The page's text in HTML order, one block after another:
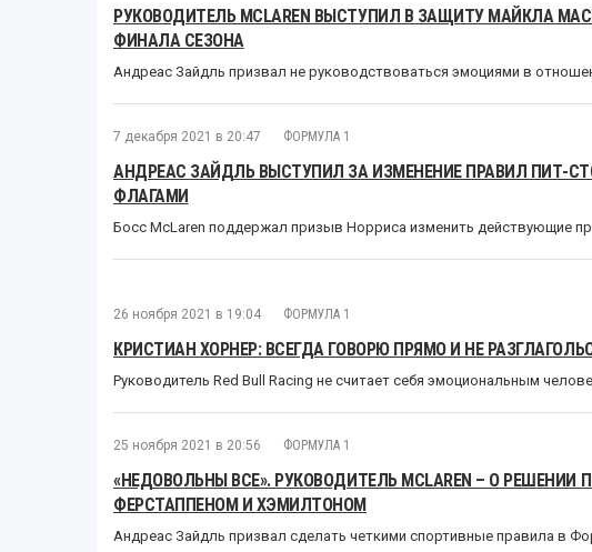
РУКОВОДИТЕЛЬ MCLAREN ВЫСТУПИЛ В ЗАЩИТУ МАЙКЛА
ФИНАЛА СЕЗОНА
Андреас Зайдль призвал не руководствоваться эмоциями в
7 декабря 2021 в 20:47 ФОРМУЛА 1
АНДРЕАС ЗАЙДЛЬ ВЫСТУПИЛ ЗА ИЗМЕНЕНИЕ ПРАВИЛ ПИТ-
ФЛАГАМИ
Босс McLaren поддержал призыв Норриса изменить действующие
26 ноября 2021 в 19:04 ФОРМУЛА 1
КРИСТИАН ХОРНЕР: ВСЕГДА ГОВОРЮ ПРЯМО И НЕ
Руководитель Red Bull Racing не считает себя эмоциональным
25 ноября 2021 в 20:56 ФОРМУЛА 1
«НЕДОВОЛЬНЫ ВСЕ». РУКОВОДИТЕЛЬ MCLAREN – О
ФЕРСТАППЕНОМ И ХЭМИЛТОНОМ
Андреас Зайдль призвал сделать четкими спортивные правила в